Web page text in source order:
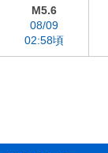
M5.6
08/09
02:58頃